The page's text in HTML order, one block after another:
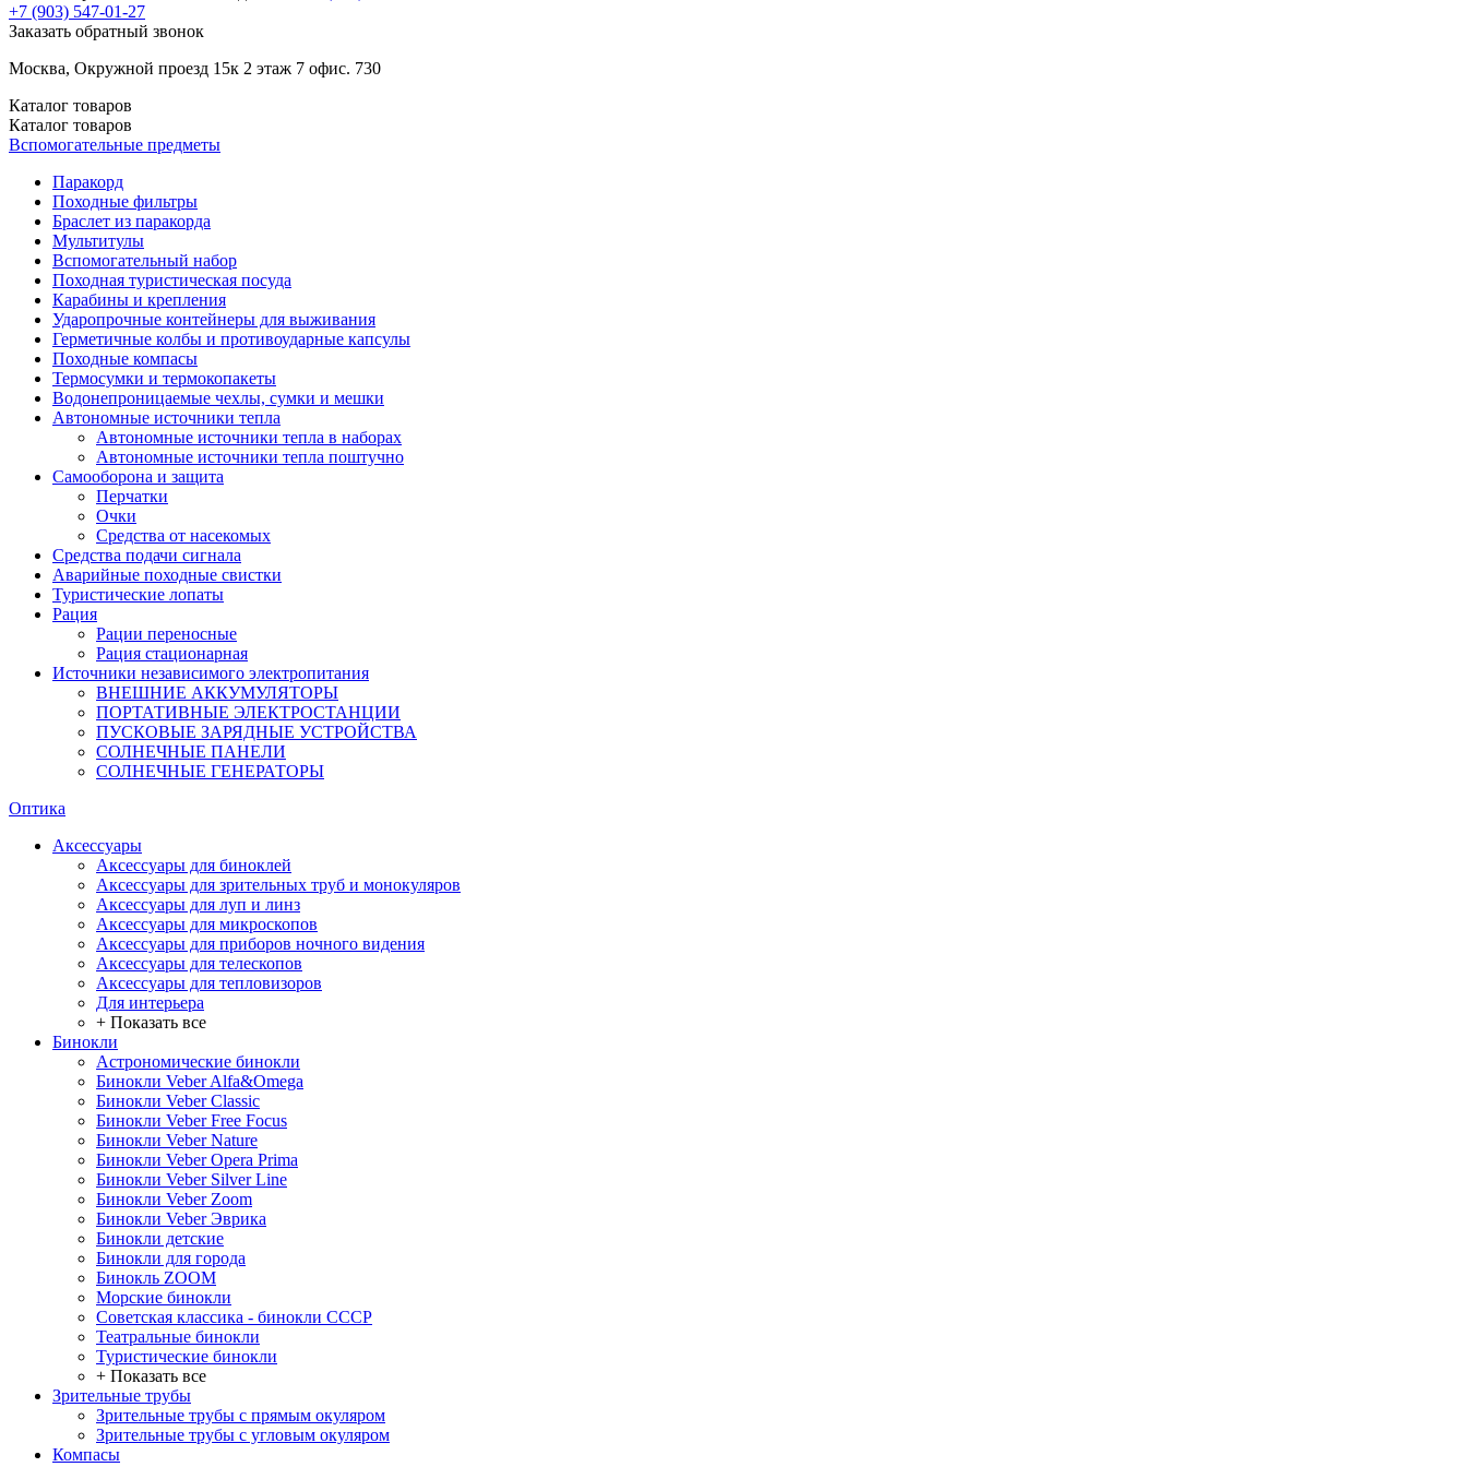
+7 (903) 547-01-27
Заказать обратный звонок
Москва, Окружной проезд 15к 2 этаж 7 офис. 730
Каталог товаров
Каталог товаров
Вспомогательные предметы
Паракорд
Походные фильтры
Браслет из паракорда
Мультитулы
Вспомогательный набор
Походная туристическая посуда
Карабины и крепления
Ударопрочные контейнеры для выживания
Герметичные колбы и противоударные капсулы
Походные компасы
Термосумки и термокопакеты
Водонепроницаемые чехлы, сумки и мешки
Автономные источники тепла
Автономные источники тепла в наборах
Автономные источники тепла поштучно
Самооборона и защита
Перчатки
Очки
Средства от насекомых
Средства подачи сигнала
Аварийные походные свистки
Туристические лопаты
Рация
Рации переносные
Рация стационарная
Источники независимого электропитания
ВНЕШНИЕ АККУМУЛЯТОРЫ
ПОРТАТИВНЫЕ ЭЛЕКТРОСТАНЦИИ
ПУСКОВЫЕ ЗАРЯДНЫЕ УСТРОЙСТВА
СОЛНЕЧНЫЕ ПАНЕЛИ
СОЛНЕЧНЫЕ ГЕНЕРАТОРЫ
Оптика
Аксессуары
Аксессуары для биноклей
Аксессуары для зрительных труб и монокуляров
Аксессуары для луп и линз
Аксессуары для микроскопов
Аксессуары для приборов ночного видения
Аксессуары для телескопов
Аксессуары для тепловизоров
Для интерьера
+ Показать все
Бинокли
Астрономические бинокли
Бинокли Veber Alfa&Omega
Бинокли Veber Classic
Бинокли Veber Free Focus
Бинокли Veber Nature
Бинокли Veber Opera Prima
Бинокли Veber Silver Line
Бинокли Veber Zoom
Бинокли Veber Эврика
Бинокли детские
Бинокли для города
Бинокль ZOOM
Морские бинокли
Советская классика - бинокли СССР
Театральные бинокли
Туристические бинокли
+ Показать все
Зрительные трубы
Зрительные трубы с прямым окуляром
Зрительные трубы с угловым окуляром
Компасы